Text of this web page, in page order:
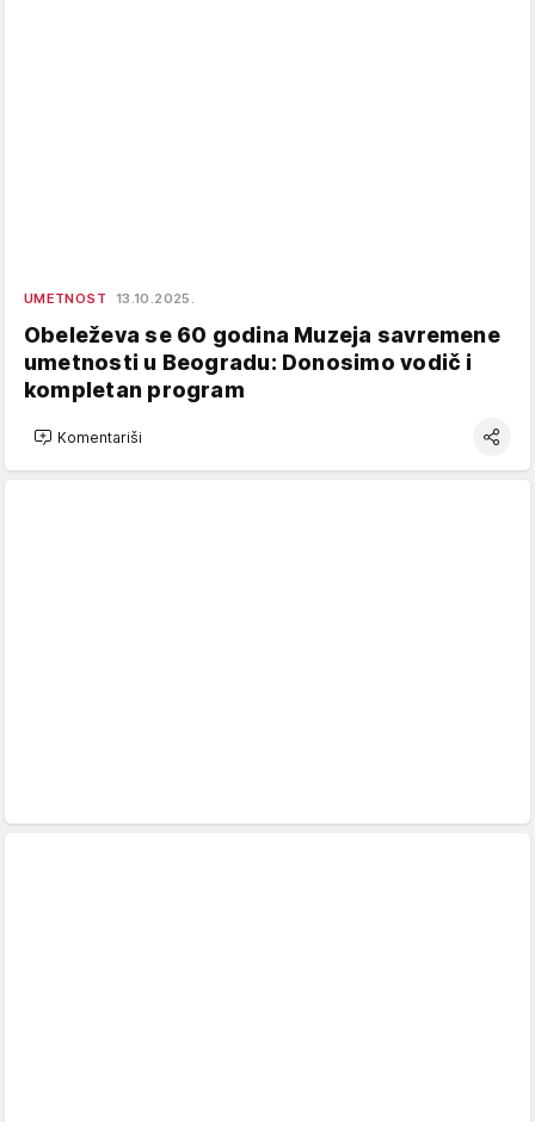
UMETNOST 13.10.2025.
Obeleževa se 60 godina Muzeja savremene
umetnosti u Beogradu: Donosimo vodič i
kompletan program
Komentariši